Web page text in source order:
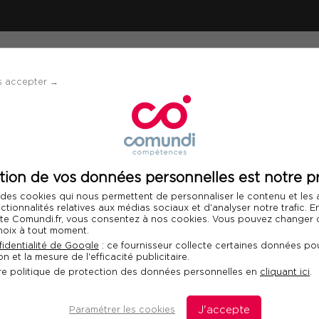
accepter →
de vos données personnelles est notre
cookies qui nous permettent de personnaliser le contenu et les
relatives aux médias sociaux et d'analyser notre trafic.
Comundi.fr, vous consentez à nos cookies. Vous pouvez changer
à tout moment.
de Google : ce fournisseur collecte certaines données
et la mesure de l'efficacité publicitaire.
politique de protection des données personnelles en cliquant ici.
Paramétrer les cookies J'accepte
GPEC augmentée : Piloter votre GEPP avec les capacités d’analyse de l’IA
Télécharger le programme
: Piloter votre
d’analyse de